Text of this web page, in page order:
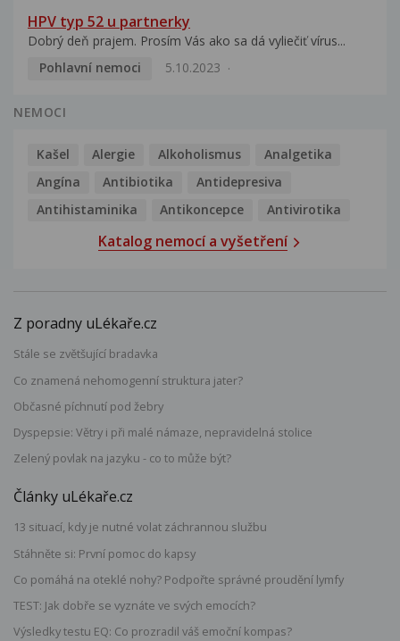
HPV typ 52 u partnerky
Dobrý deň prajem. Prosím Vás ako sa dá vyliečiť vírus...
Pohlavní nemoci
5.10.2023
NEMOCI
Kašel Alergie Alkoholismus
Analgetika
Angína
Antibiotika
Antidepresiva
Antihistaminika
Antikoncepce Antivirotika
Katalog nemocí a vyšetření
Z poradny uLékaře.cz
Stále se zvětšující bradavka
Co znamená nehomogenní struktura jater?
Občasné píchnutí pod žebry
Dyspepsie: Větry i při malé námaze, nepravidelná stolice
Zelený povlak na jazyku - co to může být?
Články uLékaře.cz
13 situací, kdy je nutné volat záchrannou službu
Stáhněte si: První pomoc do kapsy
Co pomáhá na oteklé nohy? Podpořte správné proudění lymfy
TEST: Jak dobře se vyznáte ve svých emocích?
Výsledky testu EQ: Co prozradil váš emoční kompas?